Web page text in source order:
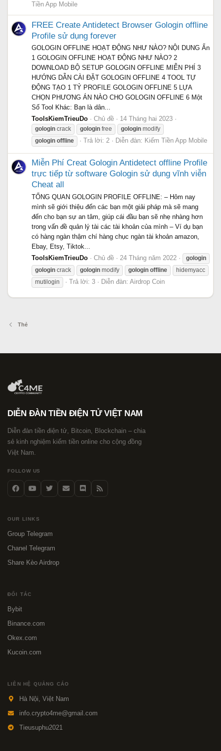
Tiền App Mobile
FREE Create Antidetect Browser Gologin offline
Profile sử dụng forever
GOLOGIN OFFLINE HOẠT ĐỘNG NHƯ NÀO? NỘI DUNG Ẩn
1 GOLOGIN OFFLINE HOẠT ĐỘNG NHƯ NÀO? 2
DOWNLOAD BỘ SETUP GOLOGIN OFFLINE MIỄN PHÍ 3
HƯỚNG DẪN CÀI ĐẶT GOLOGIN OFFLINE 4 TOOL TỰ
ĐỘNG TẠO 1 TỶ PROFILE GOLOGIN OFFLINE 5 LỰA
CHỌN PHƯƠNG ÁN NÀO CHO GOLOGIN OFFLINE 6 Một
Số Tool Khác: Bạn là dân...
ToolsKiemTrieuDo
Chủ đề 14 Tháng hai 2023
gologin crack gologin free gologin modify
gologin offline Trả lời: 2 Diễn đàn: Kiếm Tiền App Mobile
Miễn Phí Creat Gologin Antidetect offline Profile
trực tiếp từ software Gologin sử dụng vĩnh viễn
Cheat all
TỔNG QUAN GOLOGIN PROFILE OFFLINE: – Hôm nay
mình sẽ giới thiệu đến các bạn một giải pháp mà sẽ mang
đến cho bạn sự an tâm, giúp cái đầu bạn sẽ nhẹ nhàng hơn
trong vấn đề quản lý tài các tài khoản của mình – Ví dụ bạn
có hàng ngàn thậm chí hàng chục ngàn tài khoản amazon,
Ebay, Etsy, Tiktok...
ToolsKiemTrieuDo
Chủ đề 24 Tháng năm 2022
gologin
gologin crack gologin modify gologin offline
hidemyacc
mutilogin
Trả lời: 3 Diễn đàn: Airdrop Coin
Thẻ
DIỄN ĐÀN TIỀN ĐIỆN TỬ VIỆT NAM
Diễn đàn tiền điện tử, Bitcoin, Blockchain – chia
sẻ kinh nghiệm kiếm tiền online cho cộng đồng
Việt Nam.
FOLLOW US
OUR LINKS
Group Telegram
Chanel Telegram
Share Kèo Airdrop
ĐỐI TÁC
Bybit
Binance.com
Okex.com
Kucoin.com
LIÊN HỆ QUẢNG CÁO
Hà Nội, Việt Nam
info.crypto4me@gmail.com
Tieusuphu2021